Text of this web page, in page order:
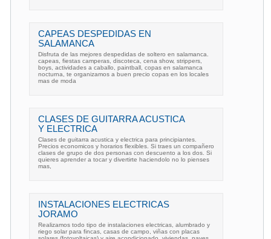
CAPEAS DESPEDIDAS EN
SALAMANCA
Disfruta de las mejores despedidas de soltero en salamanca.
capeas, fiestas camperas, discoteca, cena show, strippers,
boys, actividades a caballo, paintball, copas en salamanca
nocturna, te organizamos a buen precio copas en los locales
mas de moda
CLASES DE GUITARRA ACUSTICA
Y ELECTRICA
Clases de guitarra acustica y electrica para principiantes.
Precios economicos y horarios flexibles. Si traes un compañero
clases de grupo de dos personas con descuento a los dos. Si
quieres aprender a tocar y divertirte haciendolo no lo pienses
mas,
INSTALACIONES ELECTRICAS
JORAMO
Realizamos todo tipo de instalaciones electricas, alumbrado y
riego solar para fincas, casas de campo, viñas con placas